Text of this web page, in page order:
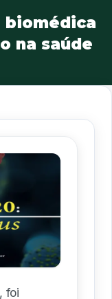
biomédica
na saúde
foi